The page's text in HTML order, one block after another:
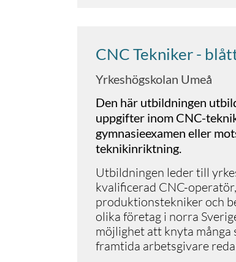
CNC Tekniker -
Yrkeshögskolan Umeå
Den här utbildningen
uppgifter inom CNC-
gymnasieexamen eller
teknikinriktning.
Utbildningen leder till
kvalificerad CNC-
produktionstekniker och
olika företag i norra
möjlighet att knyta många
framtida arbetsgivare